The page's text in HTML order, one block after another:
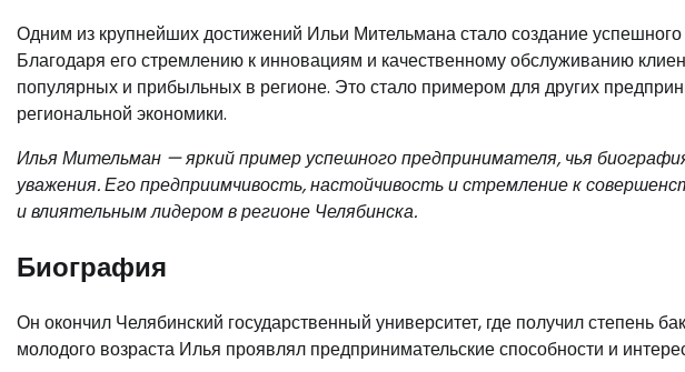
Одним из крупнейших достижений Ильи Мительмана стало создание успешного
Благодаря его стремлению к инновациям и качественному обслуживанию
популярных и прибыльных в регионе. Это стало примером для других
региональной экономики.
Илья Мительман — яркий пример успешного предпринимателя, чья
уважения. Его предприимчивость, настойчивость и стремление к
и влиятельным лидером в регионе Челябинска.
Биография
Он окончил Челябинский государственный университет, где получил степень
молодого возраста Илья проявлял предпринимательские способности и